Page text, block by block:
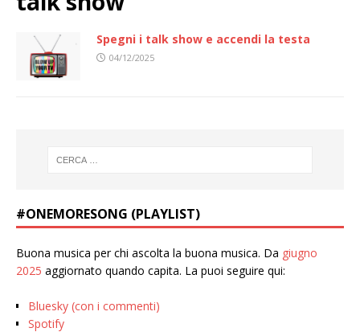
Spegni i talk show e accendi la testa
04/12/2025
#ONEMORESONG (PLAYLIST)
Buona musica per chi ascolta la buona musica. Da giugno
2025 aggiornato quando capita. La puoi seguire qui:
Bluesky (con i commenti)
Spotify